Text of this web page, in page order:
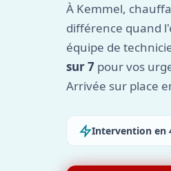
À Kemmel,
différence quand
équipe de
sur 7 pour vos
Arrivée sur place
Intervention en